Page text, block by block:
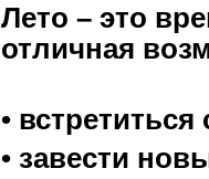
Лето – это
отличная
•
• завести